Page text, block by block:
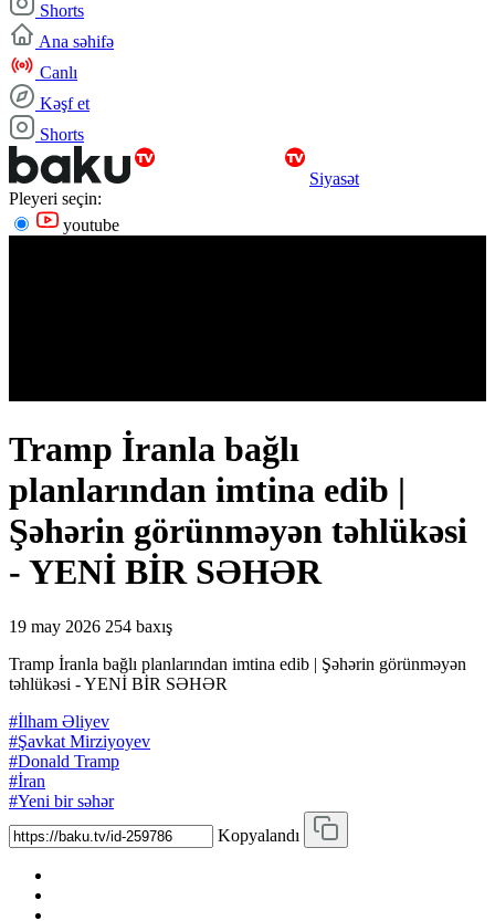
Shorts
Ana səhifə
Canlı
Kəşf et
Shorts
Siyasət
Pleyeri seçin:
youtube
Tramp İranla bağlı
planlarından imtina edib |
Şəhərin görünməyən təhlükəsi
- YENİ BİR SƏHƏR
19 may 2026 254 baxış
Tramp İranla bağlı planlarından imtina edib | Şəhərin görünməyən
təhlükəsi - YENİ BİR SƏHƏR
#İlham Əliyev
#Şavkat Mirziyoyev
#Donald Tramp
#İran
#Yeni bir səhər
Kopyalandı